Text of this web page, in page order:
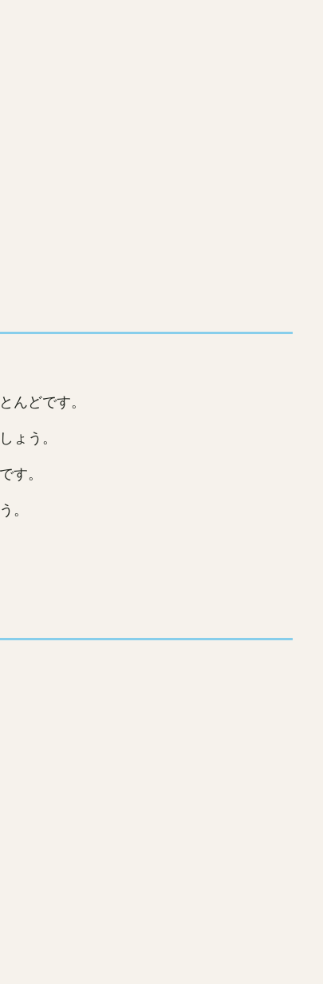
んどです。
ょう。
す。
。